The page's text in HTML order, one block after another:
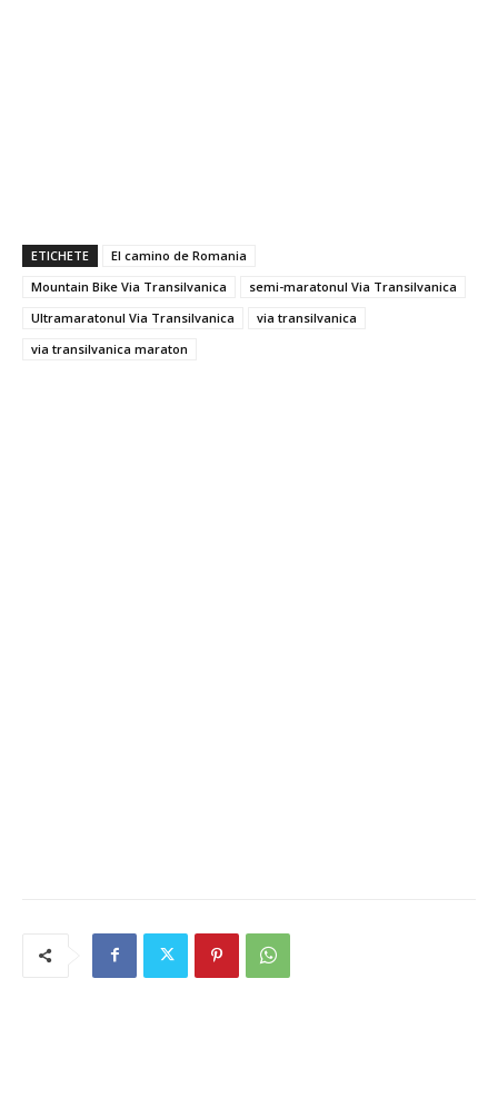
ETICHETE
El camino de Romania
Mountain Bike Via Transilvanica
semi-maratonul Via Transilvanica
Ultramaratonul Via Transilvanica
via transilvanica
via transilvanica maraton